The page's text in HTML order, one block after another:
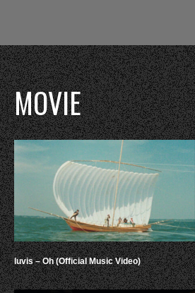
MOVIE
luvis – Oh (Official Music Video)